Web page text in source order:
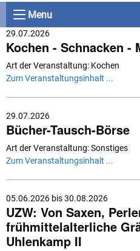
Menu
29.07.2026
Kochen - Schnacken -
Art der Veranstaltung: Kochen
Zum Veranstaltungsinhalt ...
29.07.2026
Bücher-Tausch-Börse
Art der Veranstaltung: Sonstiges
Zum Veranstaltungsinhalt ...
05.06.2026 bis 30.08.2026
UZW: Von Saxen,
frühmittelalterliche
Uhlenkamp II